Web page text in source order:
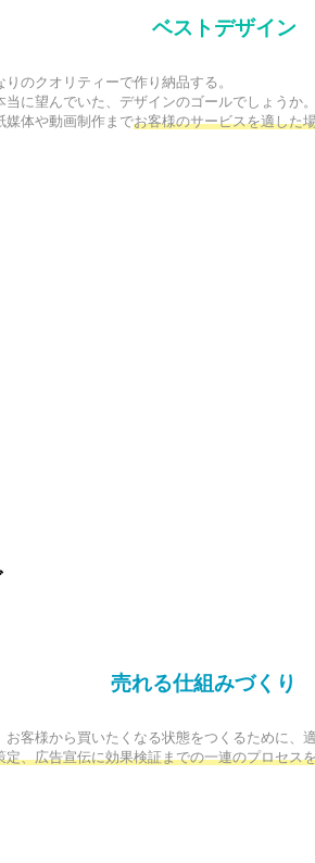
ベストデザイン
のクオリティーで作り納品する。
当に望んでいた、デザインのゴールでしょうか
媒体や動画制作までお客様のサービスを適した
売れる仕組みづくり
お客様から買いたくなる状態をつくるために
定、広告宣伝に効果検証までの一連のプロセス